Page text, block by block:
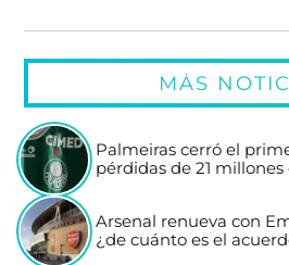
MÁS
Palmeiras cerró el
pérdidas de 21 millones
Arsenal renueva con
¿de cuánto es el